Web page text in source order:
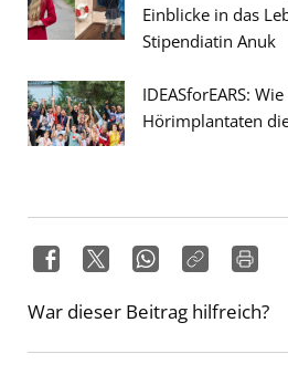
Einblicke in das
Stipendiatin Anuk
IDEASforEARS:
Hörimplantaten
War dieser Beitrag hilfreich?